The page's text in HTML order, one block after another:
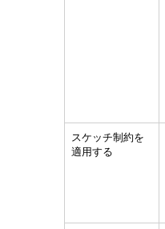
スケッチ制約を
適用する